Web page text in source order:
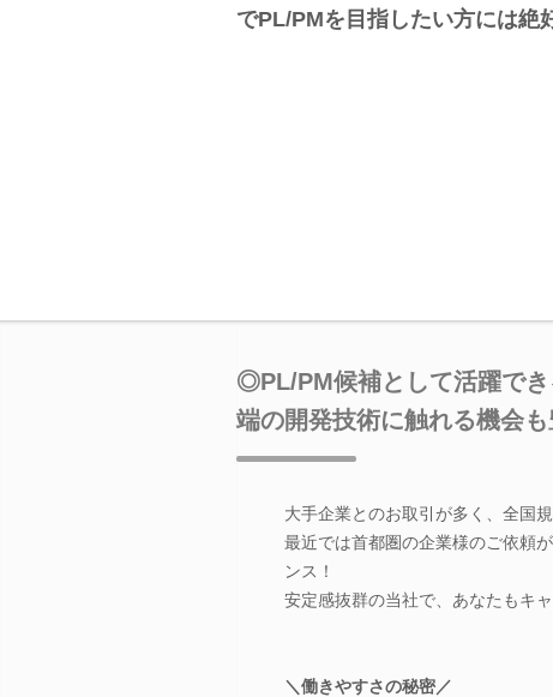
でPL/PMを目指したい方には絶
◎PL/PM候補として活躍で
端の開発技術に触れる機会も
大手企業とのお取引が多く、全国
最近では首都圏の企業様のご依頼
ンス！
安定感抜群の当社で、あなたもキ
＼働きやすさの秘密／